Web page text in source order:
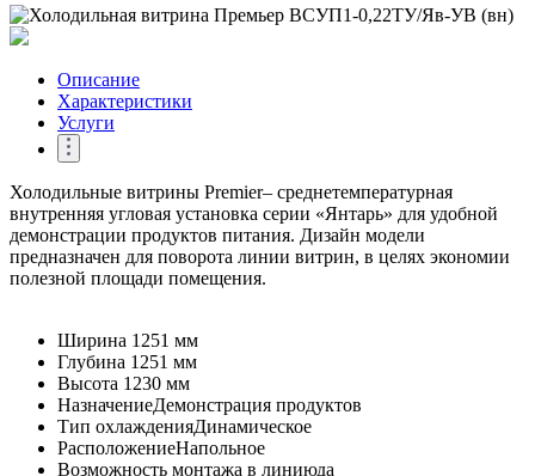
Описание
Характеристики
Услуги
Холодильные витрины Premier– среднетемпературная
внутренняя угловая установка серии «Янтарь» для удобной
демонстрации продуктов питания. Дизайн модели
предназначен для поворота линии витрин, в целях экономии
полезной площади помещения.
Ширина 1251 мм
Глубина 1251 мм
Высота 1230 мм
НазначениеДемонстрация продуктов
Тип охлажденияДинамическое
РасположениеНапольное
Возможность монтажа в линиюда